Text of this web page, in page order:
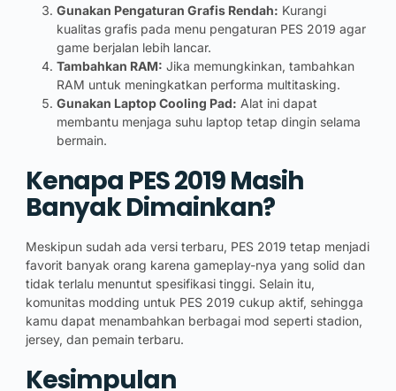
Gunakan Pengaturan Grafis Rendah: Kurangi
kualitas grafis pada menu pengaturan PES 2019 agar
game berjalan lebih lancar.
Tambahkan RAM: Jika memungkinkan, tambahkan
RAM untuk meningkatkan performa multitasking.
Gunakan Laptop Cooling Pad: Alat ini dapat
membantu menjaga suhu laptop tetap dingin selama
bermain.
Kenapa PES 2019 Masih
Banyak Dimainkan?
Meskipun sudah ada versi terbaru, PES 2019 tetap menjadi
favorit banyak orang karena gameplay-nya yang solid dan
tidak terlalu menuntut spesifikasi tinggi. Selain itu,
komunitas modding untuk PES 2019 cukup aktif, sehingga
kamu dapat menambahkan berbagai mod seperti stadion,
jersey, dan pemain terbaru.
Kesimpulan